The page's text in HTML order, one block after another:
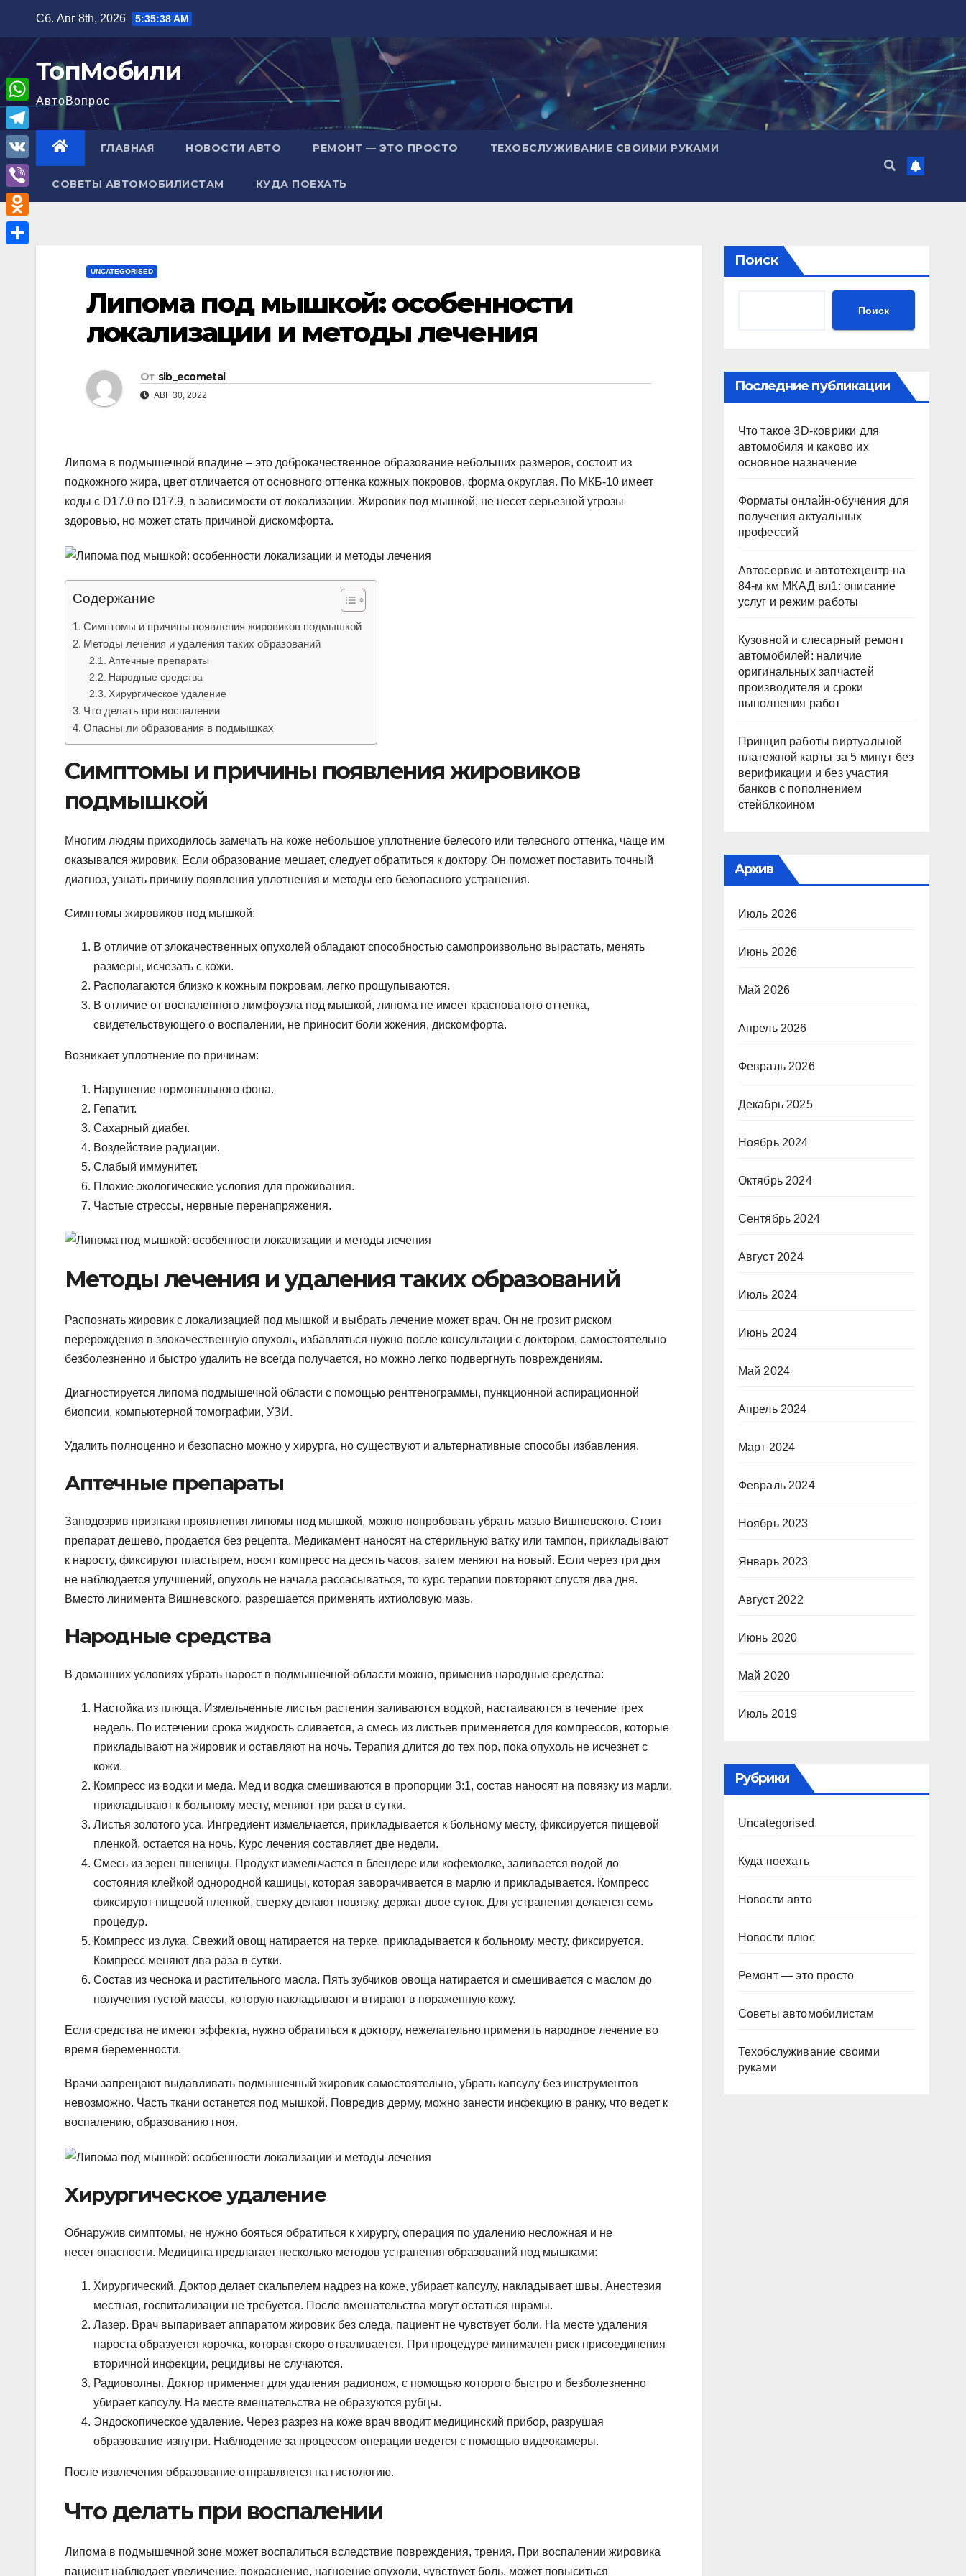
содержимому
Сб. Авг 8th, 2026 5:35:39 AM
ТопМобили
АвтоВопрос
ГЛАВНАЯ НОВОСТИ АВТО РЕМОНТ — ЭТО ПРОСТО ТЕХОБСЛУЖИВАНИЕ СВОИМИ РУКАМИ
СОВЕТЫ АВТОМОБИЛИСТАМ КУДА ПОЕХАТЬ
UNCATEGORISED
Липома под мышкой: особенности
локализации и методы лечения
От sib_ecometal
АВГ 30, 2022
Липома в подмышечной впадине – это доброкачественное образование небольших размеров, состоит из
подкожного жира, цвет отличается от основного оттенка кожных покровов, форма округлая. По МКБ-10 имеет
коды с D17.0 по D17.9, в зависимости от локализации. Жировик под мышкой, не несет серьезной угрозы
здоровью, но может стать причиной дискомфорта.
Содержание
Симптомы и причины появления жировиков подмышкой
Методы лечения и удаления таких образований
Аптечные препараты
Народные средства
Хирургическое удаление
Что делать при воспалении
Опасны ли образования в подмышках
Симптомы и причины появления жировиков
подмышкой
Многим людям приходилось замечать на коже небольшое уплотнение белесого или телесного оттенка, чаще им
оказывался жировик. Если образование мешает, следует обратиться к доктору. Он поможет поставить точный
диагноз, узнать причину появления уплотнения и методы его безопасного устранения.
Симптомы жировиков под мышкой:
В отличие от злокачественных опухолей обладают способностью самопроизвольно вырастать, менять
размеры, исчезать с кожи.
Располагаются близко к кожным покровам, легко прощупываются.
В отличие от воспаленного лимфоузла под мышкой, липома не имеет красноватого оттенка,
свидетельствующего о воспалении, не приносит боли жжения, дискомфорта.
Возникает уплотнение по причинам:
Нарушение гормонального фона.
Гепатит.
Сахарный диабет.
Воздействие радиации.
Слабый иммунитет.
Плохие экологические условия для проживания.
Частые стрессы, нервные перенапряжения.
Методы лечения и удаления таких образований
Распознать жировик с локализацией под мышкой и выбрать лечение может врач. Он не грозит риском
перерождения в злокачественную опухоль, избавляться нужно после консультации с доктором, самостоятельно
безболезненно и быстро удалить не всегда получается, но можно легко подвергнуть повреждениям.
Диагностируется липома подмышечной области с помощью рентгенограммы, пункционной аспирационной
биопсии, компьютерной томографии, УЗИ.
Удалить полноценно и безопасно можно у хирурга, но существуют и альтернативные способы избавления.
Аптечные препараты
Заподозрив признаки проявления липомы под мышкой, можно попробовать убрать мазью Вишневского. Стоит
препарат дешево, продается без рецепта. Медикамент наносят на стерильную ватку или тампон, прикладывают
к наросту, фиксируют пластырем, носят компресс на десять часов, затем меняют на новый. Если через три дня
не наблюдается улучшений, опухоль не начала рассасываться, то курс терапии повторяют спустя два дня.
Вместо линимента Вишневского, разрешается применять ихтиоловую мазь.
Народные средства
В домашних условиях убрать нарост в подмышечной области можно, применив народные средства:
Настойка из плюща. Измельченные листья растения заливаются водкой, настаиваются в течение трех
недель. По истечении срока жидкость сливается, а смесь из листьев применяется для компрессов, которые
прикладывают на жировик и оставляют на ночь. Терапия длится до тех пор, пока опухоль не исчезнет с
кожи.
Компресс из водки и меда. Мед и водка смешиваются в пропорции 3:1, состав наносят на повязку из марли,
прикладывают к больному месту, меняют три раза в сутки.
Листья золотого уса. Ингредиент измельчается, прикладывается к больному месту, фиксируется пищевой
пленкой, остается на ночь. Курс лечения составляет две недели.
Смесь из зерен пшеницы. Продукт измельчается в блендере или кофемолке, заливается водой до
состояния клейкой однородной кашицы, которая заворачивается в марлю и прикладывается. Компресс
фиксируют пищевой пленкой, сверху делают повязку, держат двое суток. Для устранения делается семь
процедур.
Компресс из лука. Свежий овощ натирается на терке, прикладывается к больному месту, фиксируется.
Компресс меняют два раза в сутки.
Состав из чеснока и растительного масла. Пять зубчиков овоща натирается и смешивается с маслом до
получения густой массы, которую накладывают и втирают в пораженную кожу.
Если средства не имеют эффекта, нужно обратиться к доктору, нежелательно применять народное лечение во
время беременности.
Врачи запрещают выдавливать подмышечный жировик самостоятельно, убрать капсулу без инструментов
невозможно. Часть ткани останется под мышкой. Повредив дерму, можно занести инфекцию в ранку, что ведет к
воспалению, образованию гноя.
Хирургическое удаление
Обнаружив симптомы, не нужно бояться обратиться к хирургу, операция по удалению несложная и не
несет опасности. Медицина предлагает несколько методов устранения образований под мышками:
Хирургический. Доктор делает скальпелем надрез на коже, убирает капсулу, накладывает швы. Анестезия
местная, госпитализации не требуется. После вмешательства могут остаться шрамы.
Лазер. Врач выпаривает аппаратом жировик без следа, пациент не чувствует боли. На месте удаления
нароста образуется корочка, которая скоро отваливается. При процедуре минимален риск присоединения
вторичной инфекции, рецидивы не случаются.
Радиоволны. Доктор применяет для удаления радионож, с помощью которого быстро и безболезненно
убирает капсулу. На месте вмешательства не образуются рубцы.
Эндоскопическое удаление. Через разрез на коже врач вводит медицинский прибор, разрушая
образование изнутри. Наблюдение за процессом операции ведется с помощью видеокамеры.
После извлечения образование отправляется на гистологию.
Что делать при воспалении
Липома в подмышечной зоне может воспалиться вследствие повреждения, трения. При воспалении жировика
пациент наблюдает увеличение, покраснение, нагноение опухоли, чувствует боль, может повыситься
Поиск
Поиск
Последние публикации
Что такое 3D-коврики для
автомобиля и каково их
основное назначение
Форматы онлайн-обучения для
получения актуальных
профессий
Автосервис и автотехцентр на
84-м км МКАД вл1: описание
услуг и режим работы
Кузовной и слесарный ремонт
автомобилей: наличие
оригинальных запчастей
производителя и сроки
выполнения работ
Принцип работы виртуальной
платежной карты за 5 минут без
верификации и без участия
банков с пополнением
стейблкоином
Архив
Июль 2026
Июнь 2026
Май 2026
Апрель 2026
Февраль 2026
Декабрь 2025
Ноябрь 2024
Октябрь 2024
Сентябрь 2024
Август 2024
Июль 2024
Июнь 2024
Май 2024
Апрель 2024
Март 2024
Февраль 2024
Ноябрь 2023
Январь 2023
Август 2022
Июнь 2020
Май 2020
Июль 2019
Рубрики
Uncategorised
Куда поехать
Новости авто
Новости плюс
Ремонт — это просто
Советы автомобилистам
Техобслуживание своими
руками
W
h
a
A
T
e
l
e
g
V
K
V
i
b
O